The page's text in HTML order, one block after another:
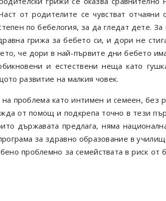
от родителите се чувстват
по бебелогия, за да гледат дете.
грижа за бебето си, и дори не
че дори в най-първите дни бебето
и естествени неща като
развитие на малкия човек.
проблема като интимен и семеен, без
от помощ и подкрепа точно в тези
държавата предлага, няма
за здравно образование в
проблемно за семействата в риск от